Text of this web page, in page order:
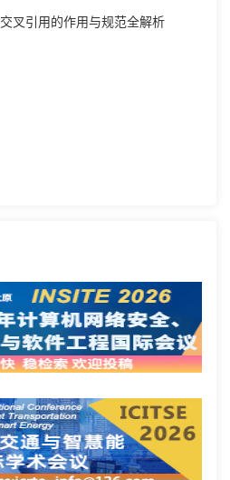
叉引用的作用与规范全解析